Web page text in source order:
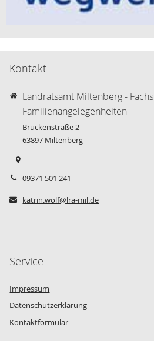
Kontakt
Landratsamt Miltenberg -
Familienangelegenheiten
Brückenstraße 2
63897 Miltenberg
09371 501 241
katrin.wolf@lra-mil.de
Service
Impressum
Datenschutzerklärung
Kontaktformular